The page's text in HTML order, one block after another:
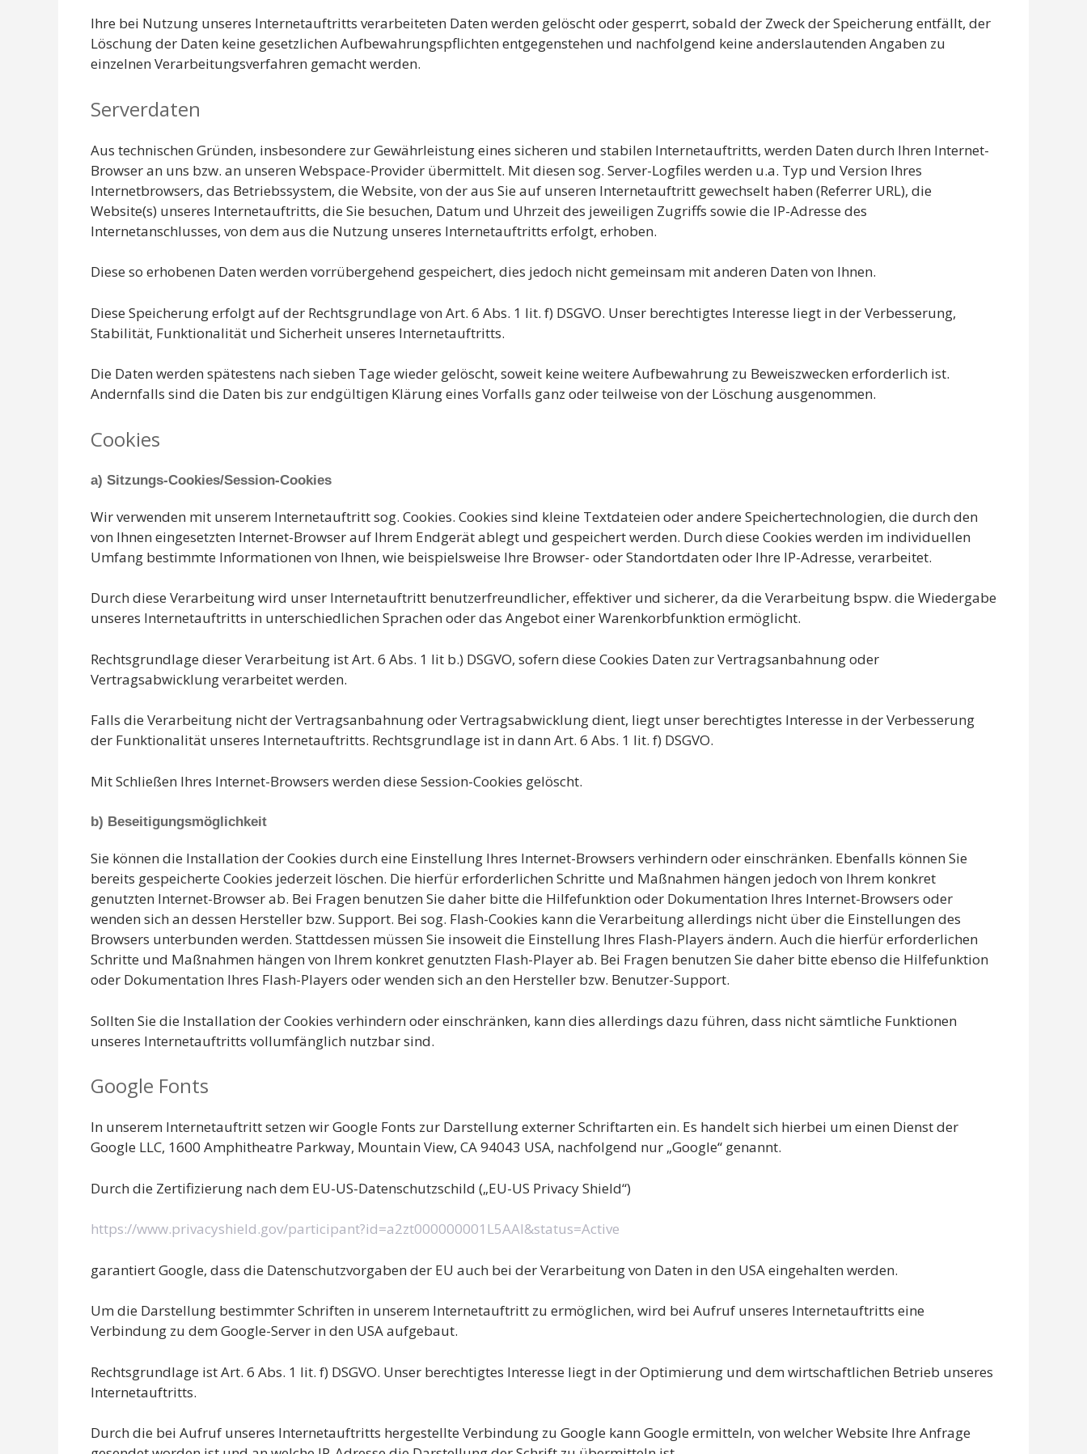
Ihre bei Nutzung unseres Internetauftritts verarbeiteten Daten werden gelöscht oder gesperrt, sobald der Zweck der Speicherung entfällt, der
Löschung der Daten keine gesetzlichen Aufbewahrungspflichten entgegenstehen und nachfolgend keine anderslautenden Angaben zu
einzelnen Verarbeitungsverfahren gemacht werden.
Serverdaten
Aus technischen Gründen, insbesondere zur Gewährleistung eines sicheren und stabilen Internetauftritts, werden Daten durch Ihren Internet-
Browser an uns bzw. an unseren Webspace-Provider übermittelt. Mit diesen sog. Server-Logfiles werden u.a. Typ und Version Ihres
Internetbrowsers, das Betriebssystem, die Website, von der aus Sie auf unseren Internetauftritt gewechselt haben (Referrer URL), die
Website(s) unseres Internetauftritts, die Sie besuchen, Datum und Uhrzeit des jeweiligen Zugriffs sowie die IP-Adresse des
Internetanschlusses, von dem aus die Nutzung unseres Internetauftritts erfolgt, erhoben.
Diese so erhobenen Daten werden vorrübergehend gespeichert, dies jedoch nicht gemeinsam mit anderen Daten von Ihnen.
Diese Speicherung erfolgt auf der Rechtsgrundlage von Art. 6 Abs. 1 lit. f) DSGVO. Unser berechtigtes Interesse liegt in der Verbesserung,
Stabilität, Funktionalität und Sicherheit unseres Internetauftritts.
Die Daten werden spätestens nach sieben Tage wieder gelöscht, soweit keine weitere Aufbewahrung zu Beweiszwecken erforderlich ist.
Andernfalls sind die Daten bis zur endgültigen Klärung eines Vorfalls ganz oder teilweise von der Löschung ausgenommen.
Cookies
a) Sitzungs-Cookies/Session-Cookies
Wir verwenden mit unserem Internetauftritt sog. Cookies. Cookies sind kleine Textdateien oder andere Speichertechnologien, die durch den
von Ihnen eingesetzten Internet-Browser auf Ihrem Endgerät ablegt und gespeichert werden. Durch diese Cookies werden im individuellen
Umfang bestimmte Informationen von Ihnen, wie beispielsweise Ihre Browser- oder Standortdaten oder Ihre IP-Adresse, verarbeitet.
Durch diese Verarbeitung wird unser Internetauftritt benutzerfreundlicher, effektiver und sicherer, da die Verarbeitung bspw. die Wiedergabe
unseres Internetauftritts in unterschiedlichen Sprachen oder das Angebot einer Warenkorbfunktion ermöglicht.
Rechtsgrundlage dieser Verarbeitung ist Art. 6 Abs. 1 lit b.) DSGVO, sofern diese Cookies Daten zur Vertragsanbahnung oder
Vertragsabwicklung verarbeitet werden.
Falls die Verarbeitung nicht der Vertragsanbahnung oder Vertragsabwicklung dient, liegt unser berechtigtes Interesse in der Verbesserung
der Funktionalität unseres Internetauftritts. Rechtsgrundlage ist in dann Art. 6 Abs. 1 lit. f) DSGVO.
Mit Schließen Ihres Internet-Browsers werden diese Session-Cookies gelöscht.
b) Beseitigungsmöglichkeit
Sie können die Installation der Cookies durch eine Einstellung Ihres Internet-Browsers verhindern oder einschränken. Ebenfalls können Sie
bereits gespeicherte Cookies jederzeit löschen. Die hierfür erforderlichen Schritte und Maßnahmen hängen jedoch von Ihrem konkret
genutzten Internet-Browser ab. Bei Fragen benutzen Sie daher bitte die Hilfefunktion oder Dokumentation Ihres Internet-Browsers oder
wenden sich an dessen Hersteller bzw. Support. Bei sog. Flash-Cookies kann die Verarbeitung allerdings nicht über die Einstellungen des
Browsers unterbunden werden. Stattdessen müssen Sie insoweit die Einstellung Ihres Flash-Players ändern. Auch die hierfür erforderlichen
Schritte und Maßnahmen hängen von Ihrem konkret genutzten Flash-Player ab. Bei Fragen benutzen Sie daher bitte ebenso die Hilfefunktion
oder Dokumentation Ihres Flash-Players oder wenden sich an den Hersteller bzw. Benutzer-Support.
Sollten Sie die Installation der Cookies verhindern oder einschränken, kann dies allerdings dazu führen, dass nicht sämtliche Funktionen
unseres Internetauftritts vollumfänglich nutzbar sind.
Google Fonts
In unserem Internetauftritt setzen wir Google Fonts zur Darstellung externer Schriftarten ein. Es handelt sich hierbei um einen Dienst der
Google LLC, 1600 Amphitheatre Parkway, Mountain View, CA 94043 USA, nachfolgend nur „Google“ genannt.
Durch die Zertifizierung nach dem EU-US-Datenschutzschild („EU-US Privacy Shield“)
https://www.privacyshield.gov/participant?id=a2zt000000001L5AAI&status=Active
garantiert Google, dass die Datenschutzvorgaben der EU auch bei der Verarbeitung von Daten in den USA eingehalten werden.
Um die Darstellung bestimmter Schriften in unserem Internetauftritt zu ermöglichen, wird bei Aufruf unseres Internetauftritts eine
Verbindung zu dem Google-Server in den USA aufgebaut.
Rechtsgrundlage ist Art. 6 Abs. 1 lit. f) DSGVO. Unser berechtigtes Interesse liegt in der Optimierung und dem wirtschaftlichen Betrieb unseres
Internetauftritts.
Durch die bei Aufruf unseres Internetauftritts hergestellte Verbindung zu Google kann Google ermitteln, von welcher Website Ihre Anfrage